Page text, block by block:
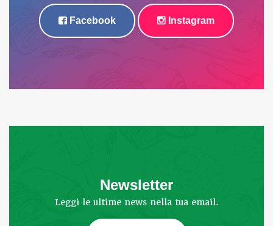
Facebook Instagram
Newsletter
Leggi le ultime news nella tua email.